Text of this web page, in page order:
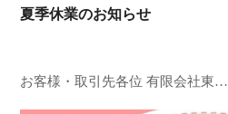
夏季休業のお知らせ
お客様・取引先各位 有限会社東…